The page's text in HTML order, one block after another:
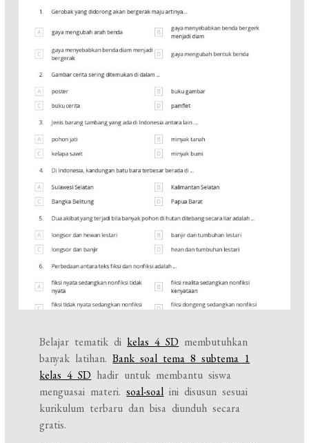
Belajar tematik di kelas 4 SD membutuhkan
banyak latihan.Bank soal tema 8 subtema 1
kelas 4 SD hadir untuk membantu siswa
menguasai materi.soal-soal ini disusun sesuai
kurikulum terbaru dan bisa diunduh secara
gratis.